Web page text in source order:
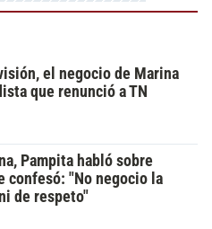
el negocio de Marina
que renunció a TN
Pampita habló sobre
confesó: "No negocio la
de respeto"